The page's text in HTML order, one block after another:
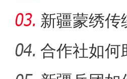
新疆蒙绣传
合作社如何